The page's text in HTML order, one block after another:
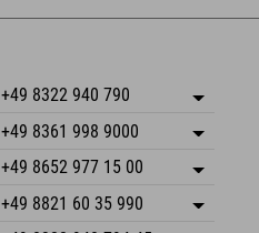
+49 8322 940 790
Enregistrer l'adresse
Réservation
+49 8361 998 9000
Enregistrer l'adresse
Réservation
+49 8652 977 15 00
Enregistrer l'adresse
+49 8821 60 35 990